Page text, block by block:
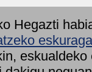
Hegazti